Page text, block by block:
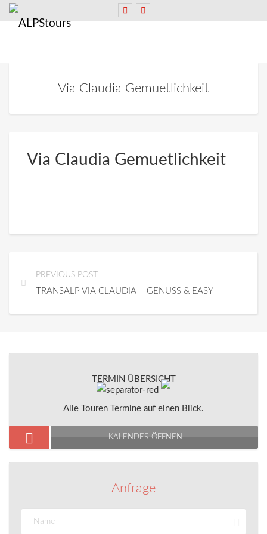
Via Claudia Gemuetlichkeit
Via Claudia Gemuetlichkeit
PREVIOUS POST
TRANSALP VIA CLAUDIA – GENUSS & EASY
TERMIN ÜBERSICHT
Alle Touren Termine auf einen Blick.
KALENDER ÖFFNEN
Anfrage